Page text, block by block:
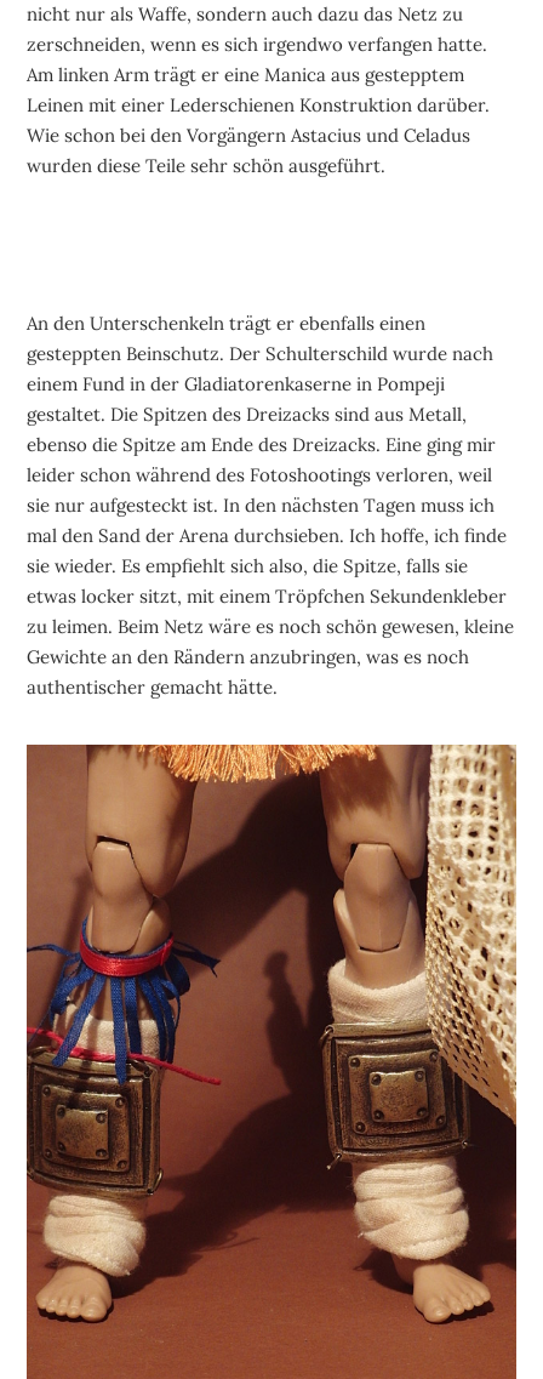
nicht nur als Waffe, sondern auch dazu das Netz zu
zerschneiden, wenn es sich irgendwo verfangen hatte.
Am linken Arm trägt er eine Manica aus gestepptem
Leinen mit einer Lederschienen Konstruktion darüber.
Wie schon bei den Vorgängern Astacius und Celadus
wurden diese Teile sehr schön ausgeführt.
An den Unterschenkeln trägt er ebenfalls einen
gesteppten Beinschutz. Der Schulterschild wurde nach
einem Fund in der Gladiatorenkaserne in Pompeji
gestaltet. Die Spitzen des Dreizacks sind aus Metall,
ebenso die Spitze am Ende des Dreizacks. Eine ging mir
leider schon während des Fotoshootings verloren, weil
sie nur aufgesteckt ist. In den nächsten Tagen muss ich
mal den Sand der Arena durchsieben. Ich hoffe, ich finde
sie wieder. Es empfiehlt sich also, die Spitze, falls sie
etwas locker sitzt, mit einem Tröpfchen Sekundenkleber
zu leimen. Beim Netz wäre es noch schön gewesen, kleine
Gewichte an den Rändern anzubringen, was es noch
authentischer gemacht hätte.